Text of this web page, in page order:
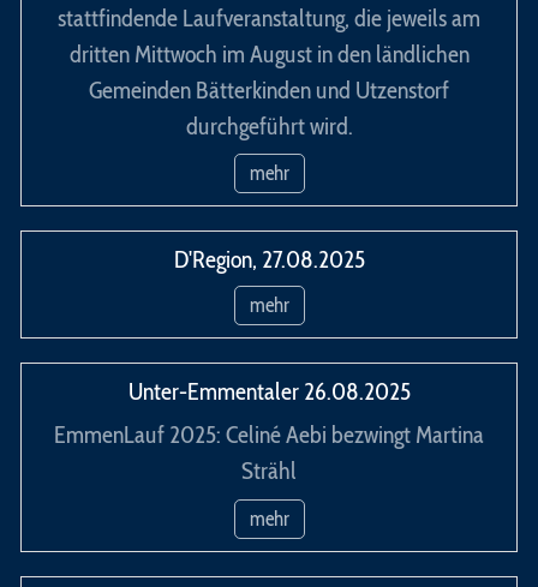
stattfindende Laufveranstaltung, die jeweils am
dritten Mittwoch im August in den ländlichen
Gemeinden Bätterkinden und Utzenstorf
durchgeführt wird.
mehr
D'Region, 27.08.2025
mehr
Unter-Emmentaler 26.08.2025
EmmenLauf 2025: Celiné Aebi bezwingt Martina
Strähl
mehr